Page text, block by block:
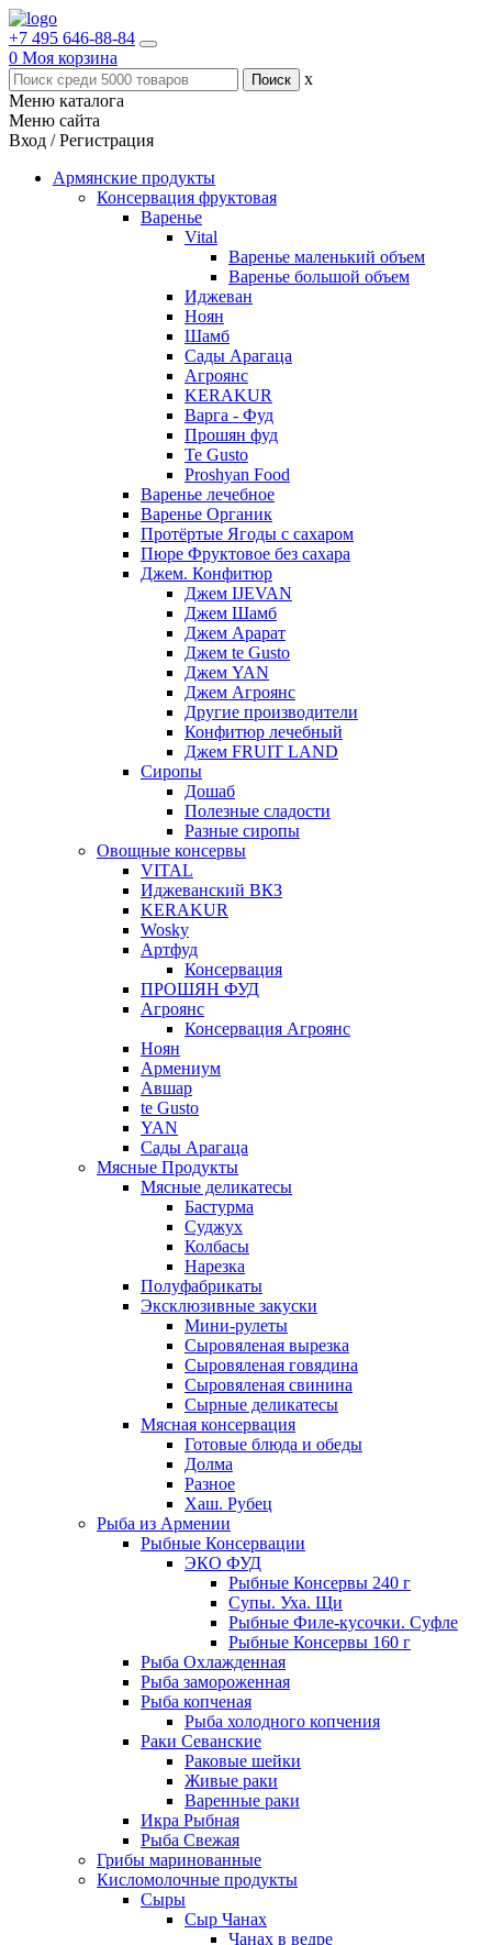
+7 495 646-88-84
0 Моя корзина
x
Меню каталога
Меню сайта
Вход / Регистрация
Армянские продукты
Консервация фруктовая
Варенье
Vital
Варенье маленький объем
Варенье большой объем
Иджеван
Ноян
Шамб
Сады Арагаца
Агроянс
KERAKUR
Варга - Фуд
Прошян фуд
Te Gusto
Proshyan Food
Варенье лечебное
Варенье Органик
Протёртые Ягоды с сахаром
Пюре Фруктовое без сахара
Джем. Конфитюр
Джем IJEVAN
Джем Шамб
Джем Арарат
Джем te Gusto
Джем YAN
Джем Агроянс
Другие производители
Конфитюр лечебный
Джем FRUIT LAND
Сиропы
Дошаб
Полезные сладости
Разные сиропы
Овощные консервы
VITAL
Иджеванский ВКЗ
KERAKUR
Wosky
Артфуд
Консервация
ПРОШЯН ФУД
Агроянс
Консервация Агроянс
Ноян
Армениум
Авшар
te Gusto
YAN
Сады Арагаца
Мясные Продукты
Мясные деликатесы
Бастурма
Суджух
Колбасы
Нарезка
Полуфабрикаты
Эксклюзивные закуски
Мини-рулеты
Сыровяленая вырезка
Сыровяленая говядина
Сыровяленая свинина
Сырные деликатесы
Мясная консервация
Готовые блюда и обеды
Долма
Разное
Хаш. Рубец
Рыба из Армении
Рыбные Консервации
ЭКО ФУД
Рыбные Консервы 240 г
Супы. Уха. Щи
Рыбные Филе-кусочки. Суфле
Рыбные Консервы 160 г
Рыба Охлажденная
Рыба замороженная
Рыба копченая
Рыба холодного копчения
Раки Севанские
Раковые шейки
Живые раки
Варенные раки
Икра Рыбная
Рыба Свежая
Грибы маринованные
Кисломолочные продукты
Сыры
Сыр Чанах
Чанах в ведре